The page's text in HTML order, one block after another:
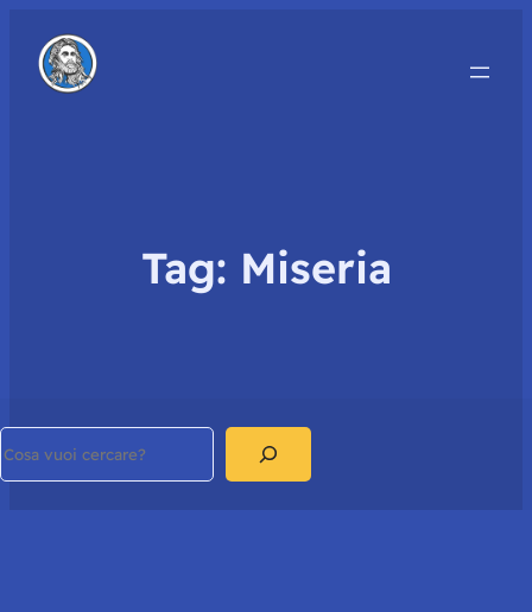
Tag: Miseria